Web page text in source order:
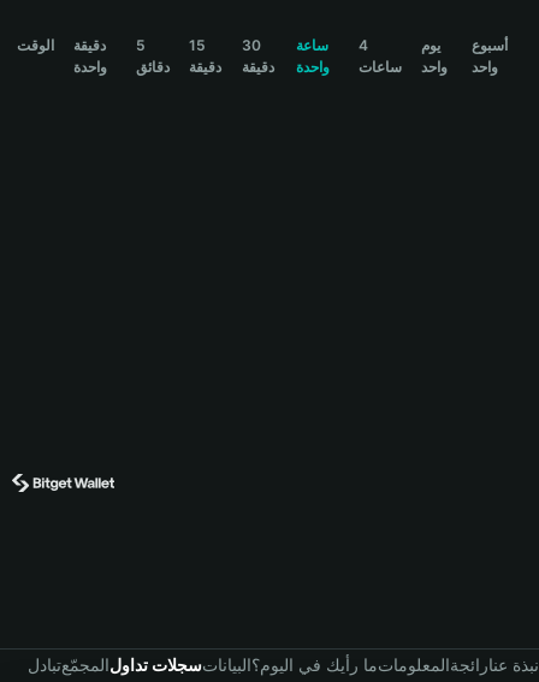
বাংলাالوقت
دقيقة
واحدة
5
دقائق
15
دقيقة
30
دقيقة
ساعة
واحدة
4
ساعات
يوم
واحد
أسبوع
واحد
تبادلالمجمّعسجلات تداولالبياناتما رأيك في اليوم؟المعلوماترائجةنبذة عنا